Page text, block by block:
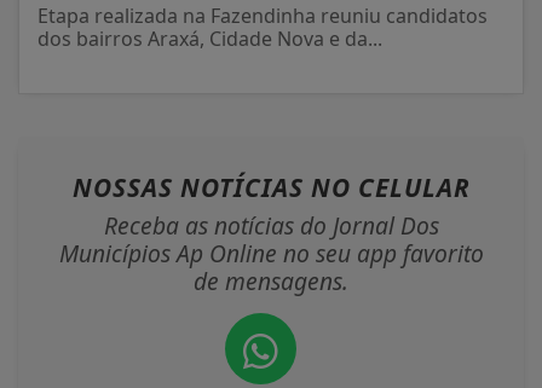
Etapa realizada na Fazendinha reuniu candidatos
dos bairros Araxá, Cidade Nova e da...
NOSSAS NOTÍCIAS NO CELULAR
Receba as notícias do Jornal Dos
Municípios Ap Online no seu app favorito
de mensagens.